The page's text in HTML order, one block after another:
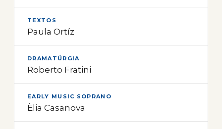
TEXTOS
Paula Ortíz
DRAMATÚRGIA
Roberto Fratini
EARLY MUSIC SOPRANO
Èlia Casanova